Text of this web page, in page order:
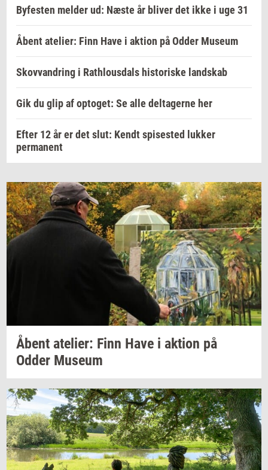
Byfesten melder ud: Næste år bliver det ikke i uge 31
Åbent atelier: Finn Have i aktion på Odder Museum
Skovvandring i Rathlousdals historiske landskab
Gik du glip af optoget: Se alle deltagerne her
Efter 12 år er det slut: Kendt spisested lukker
permanent
Åbent ate­li­er: Finn Have i ak­tion på
Odder Mu­se­um